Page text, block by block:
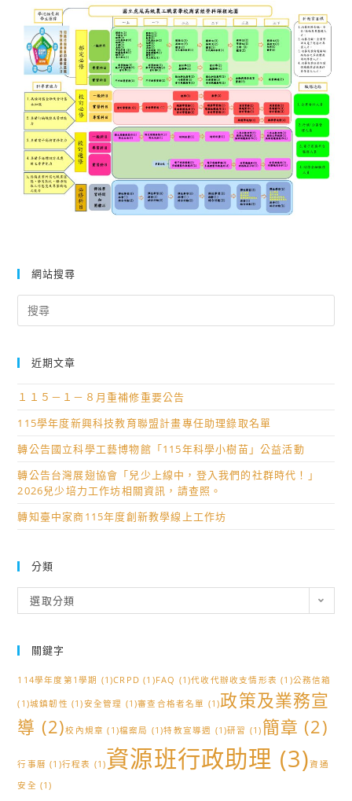
網站搜尋
Search
for:
近期文章
１１５－１－８月重補修重要公告
115學年度新興科技教育聯盟計畫專任助理錄取名單
轉公告國立科學工藝博物館「115年科學小樹苗」公益活動
轉公告台灣展翅協會「兒少上線中，登入我們的社群時代！」
2026兒少培力工作坊相關資訊，請查照。
轉知臺中家商115年度創新教學線上工作坊
分類
類
選取分類
關鍵字
114學年度第1學期 (1)CRPD (1)FAQ (1)代收代辦收支情形表 (1)公務信箱
(1)城鎮韌性 (1)安全管理 (1)審查合格者名單 (1)政策及業務宣
導 (2)校內規章 (1)檔案局 (1)特教宣導週 (1)研習 (1) 簡章 (2)
行事曆 (1)行程表 (1)資源班行政助理 (3)資通
安全 (1)